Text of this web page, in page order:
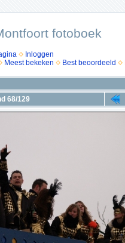
fotoboek
Inloggen
Meest bekeken Best beoordeeld
68/129